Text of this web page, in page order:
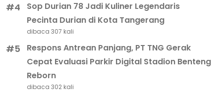
#4
Sop Durian 78 Jadi Kuliner Legendaris
Pecinta Durian di Kota Tangerang
dibaca 307 kali
#5
Respons Antrean Panjang, PT TNG Gerak
Cepat Evaluasi Parkir Digital Stadion Benteng
Reborn
dibaca 302 kali